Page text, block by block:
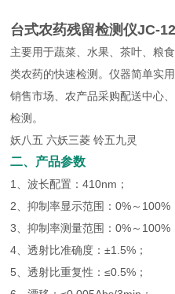
台式农药残留检测仪JC-
主要用于蔬菜、水果、茶叶、粮
类农药的快速检测。仪器简单实
销售市场、农产品采购配送中心
检测。
妖八五 六妖三菱 铃五九灵
二、产品参数
1、波长配置：410nm；
2、抑制率显示范围：0%～100%
3、抑制率测量范围：0%～100%
4、透射比准确度：±1.5%；
5、透射比重复性：≤0.5%；